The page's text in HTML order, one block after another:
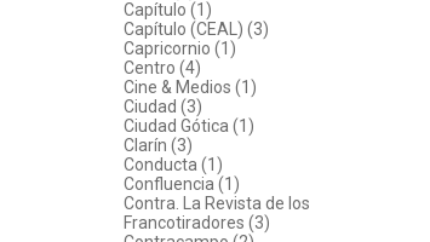
Capítulo (1)
Capítulo (CEAL) (3)
Capricornio (1)
Centro (4)
Cine & Medios (1)
Ciudad (3)
Ciudad Gótica (1)
Clarín (3)
Conducta (1)
Confluencia (1)
Contra. La Revista de los
Francotiradores (3)